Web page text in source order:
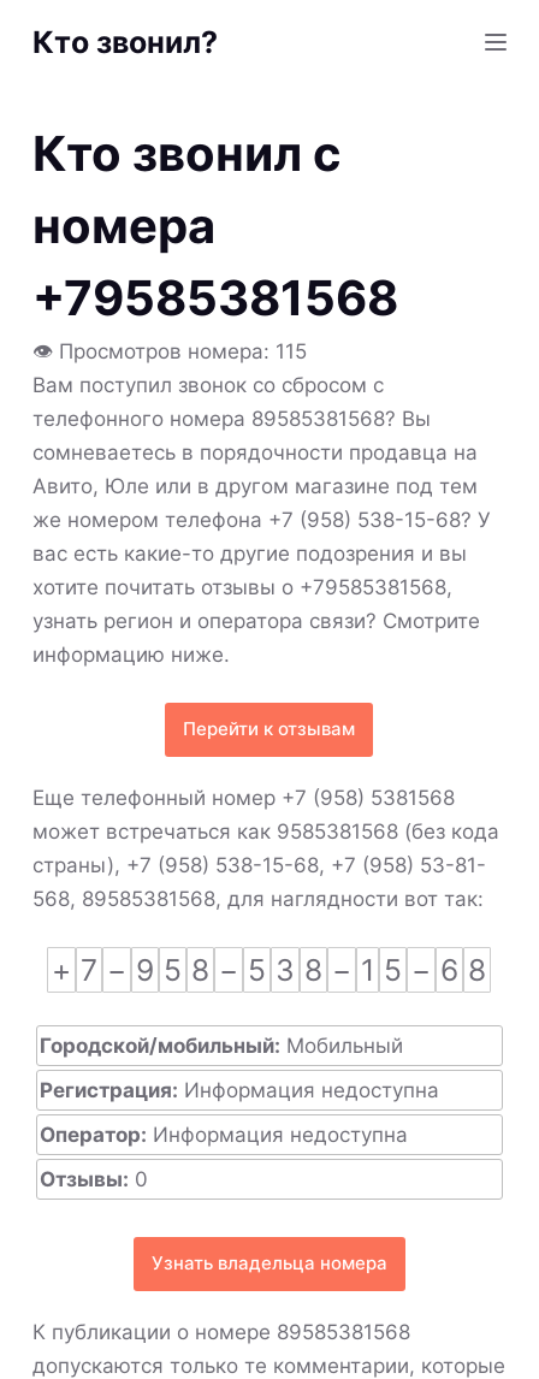
S
p
n
Кто звонил?
Кто звонил с
номера
+79585381568
👁 Просмотров номера: 115
Вам поступил звонок со сбросом с
телефонного номера 89585381568? Вы
сомневаетесь в порядочности продавца на
Авито, Юле или в другом магазине под тем
же номером телефона +7 (958) 538-15-68? У
вас есть какие-то другие подозрения и вы
хотите почитать отзывы о +79585381568,
узнать регион и оператора связи? Смотрите
информацию ниже.
Перейти к отзывам
Еще телефонный номер +7 (958) 5381568
может встречаться как 9585381568 (без кода
страны), +7 (958) 538-15-68, +7 (958) 53-81-
568, 89585381568, для наглядности вот так:
+ 7 − 9 5 8 − 5 3 8 − 1 5 − 6 8
Городской/мобильный: Мобильный
Регистрация: Информация недоступна
Оператор: Информация недоступна
Отзывы: 0
Узнать владельца номера
К публикации о номере 89585381568
допускаются только те комментарии, которые